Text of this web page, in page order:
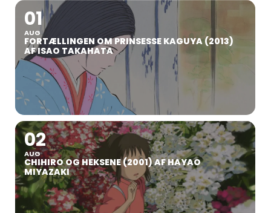
01
AUG
FORTÆLLINGEN OM PRINSESSE KAGUYA (2013)
AF ISAO TAKAHATA
02
AUG
CHIHIRO OG HEKSENE (2001) AF HAYAO
MIYAZAKI